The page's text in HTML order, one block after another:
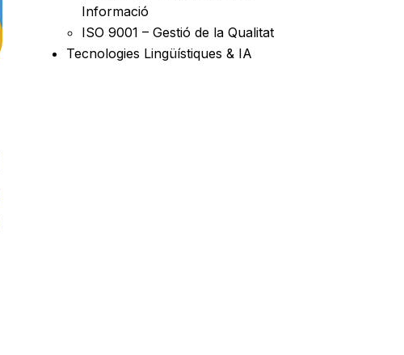
Informació
ISO 9001 – Gestió de la Qualitat
Tecnologies Lingüístiques & IA